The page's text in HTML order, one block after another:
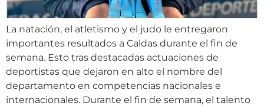
La natación, el atletismo y el judo le entregaron
importantes resultados a Caldas durante el fin de
semana. Esto tras destacadas actuaciones de
deportistas que dejaron en alto el nombre del
departamento en competencias nacionales e
internacionales. Durante el fin de semana, el talento